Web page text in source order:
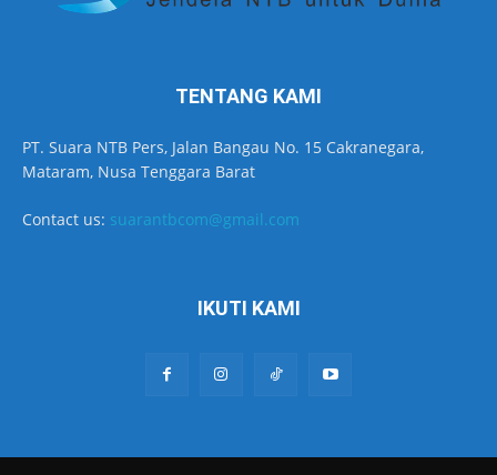
TENTANG KAMI
PT. Suara NTB Pers, Jalan Bangau No. 15 Cakranegara,
Mataram, Nusa Tenggara Barat
Contact us: suarantbcom@gmail.com
IKUTI KAMI